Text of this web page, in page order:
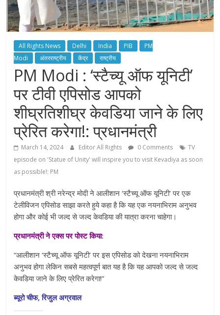
All Rights News Delhi India PIB
PM
Modi
अंतरराष्ट्रीय केंद्र राष्ट्रीय
PM Modi : ‘स्टैच्यू ऑफ यूनिटी’
पर टीवी एपिसोड आपको
शीघ्रतिशीघ्र केवडिया जाने के लिए
प्रेरित करेगा!: प्रधानमंत्री
March 14, 2024 Editor All Rights 0 Comments
TV
episode on 'Statue of Unity' will inspire you to visit Kevadiya as soon
as possible!: PM
प्रधानमंत्री श्री नरेन्द्र मोदी ने आलीशान ‘स्टैच्यू ऑफ यूनिटी’ पर एक
टेलीविजन एपिसोड साझा करते हुये कहा है कि यह एक नयनाभिराम अनुभव
होगा और कोई भी जल्द से जल्द केवडिया की यात्रा करना चाहेगा।
प्रधानमंत्री ने एक्स पर पोस्ट किया:
“आलीशान ‘स्टैच्यू ऑफ यूनिटी’ पर इस एपिसोड को देखना नयनाभिराम
अनुभव होगा लेकिन सबसे महत्वपूर्ण बात यह है कि यह आपको जल्द से जल्द
केवडिया जाने के लिए प्रेरित करेगा!”
ब्यूरो चीफ, रिजुल अग्रवाल